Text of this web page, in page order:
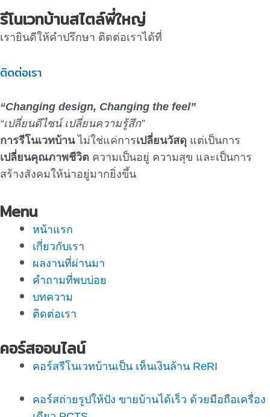
รีโนเวทบ้านสไตล์พี่ใหญ่
เรายินดีให้คำปรึกษา ติดต่อเราได้ที่
ติดต่อเรา
“Changing design, Changing the feel”
“เปลี่ยนดีไซน์ เปลี่ยนความรู้สึก”
การรีโนเวทบ้านไม่ใช่แค่การเปลี่ยนวัสดุ แต่เป็นการ
เปลี่ยนคุณภาพชีวิต ความเป็นอยู่ ความสุข และเป็นการ
สร้างสังคมให้น่าอยู่มากยิ่งขึ้น
Menu
หน้าแรก
เกี่ยวกับเรา
ผลงานที่ผ่านมา
คำถามที่พบบ่อย
บทความ
ติดต่อเรา
คอร์สออนไลน์
คอร์สรีโนเวทบ้านเป็น เห็นเงินล้าน ReRI
คอร์สถ่ายรูปให้ปัง ขายบ้านได้เร็ว ด้วยมือถือเครื่อง